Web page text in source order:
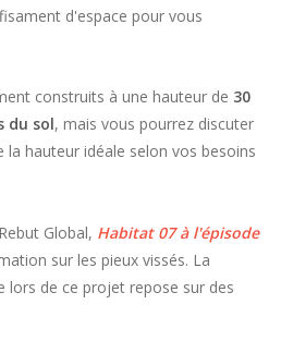
d'espace pour vous
construits à une hauteur de 30
du sol, mais vous pourrez discuter
la hauteur idéale selon vos besoins
Global, Habitat 07 à l'épisode
sur les pieux vissés. La
lors de ce projet repose sur des